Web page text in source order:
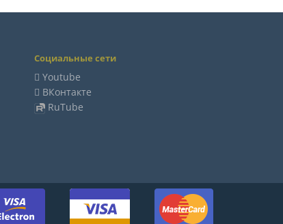
Социальные сети
Youtube
ВКонтакте
RuTube